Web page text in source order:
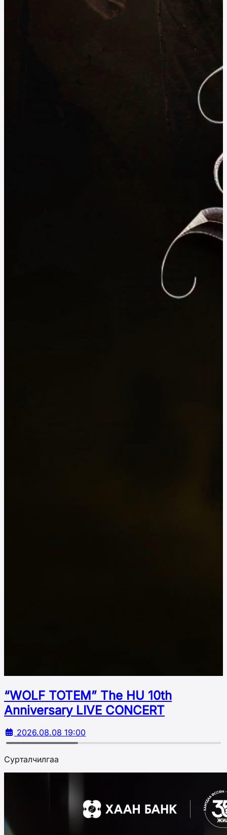
“WOLF TOTEM” The HU 10th
Аnniversary LIVE CONCERT
2026.08.08 19:00
Сурталчилгаа